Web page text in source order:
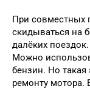
При совместных
скидываться на
далёких поездок.
Можно
бензин. Но
ремонту мотора.